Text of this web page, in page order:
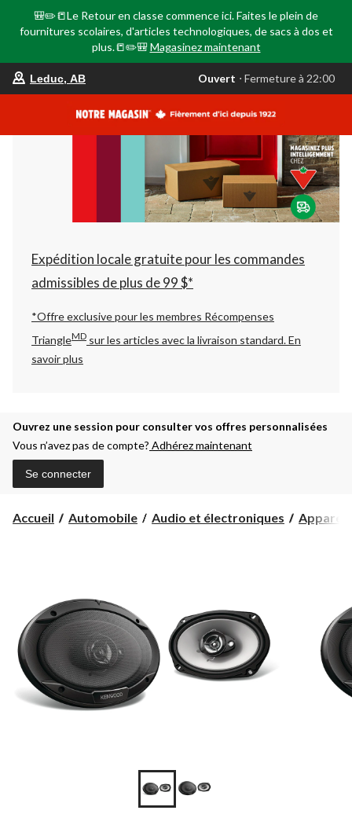
🎒✏️📒Le Retour en classe commence ici. Faites le plein de
fournitures scolaires, d'articles technologiques, de sacs à dos et
plus.📒✏️🎒 Magasinez maintenant
votre
est
AB,
Ouvert,
Fermeture
à
22:00
changer
Leduc, AB Ouvert ⋅ Fermeture à 22:00
Expédition locale gratuite pour les commandes
admissibles de plus de 99 $*
*Offre exclusive pour les membres Récompenses
TriangleMD sur les articles avec la livraison standard.En
savoir plus
Ouvrez une session pour consulter vos offres personnalisées
Vous n’avez pas de compte? Adhérez maintenant
Se connecter
Accueil Automobile Audio et électroniques